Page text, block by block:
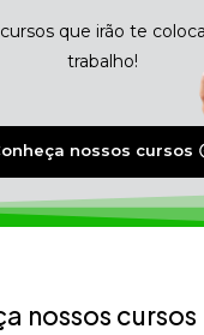
que irão te
trabalho!
nossos cursos
nossos cursos